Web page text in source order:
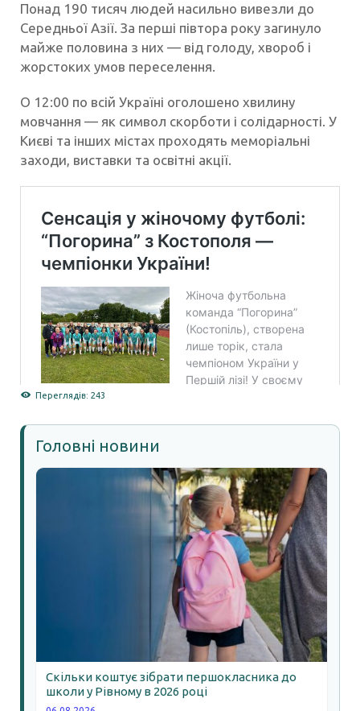
Понад 190 тисяч людей насильно вивезли до
Середньої Азії. За перші півтора року загинуло
майже половина з них — від голоду, хвороб і
жорстоких умов переселення.
О 12:00 по всій Україні оголошено хвилину
мовчання — як символ скорботи і солідарності. У
Києві та інших містах проходять меморіальні
заходи, виставки та освітні акції.
Переглядів: 243
Головні новини
Скільки коштує зібрати першокласника до
школи у Рівному в 2026 році